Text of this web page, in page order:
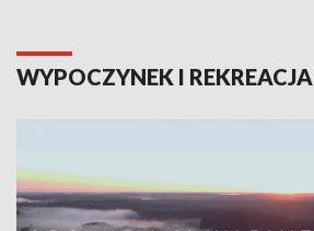
WYPOCZYNEK I REKREACJA